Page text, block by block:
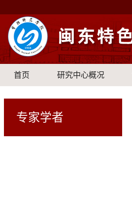
首页 研究中心概况
专家学者